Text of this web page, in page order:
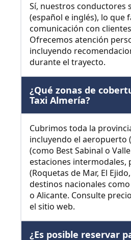
Sí, nuestros conductores
(español e inglés), lo que
comunicación con
Ofrecemos atención
incluyendo
durante el trayecto.
¿Qué zonas de
Taxi Almería?
Cubrimos toda la
incluyendo el aeropuerto
(como Best Sabinal o
estaciones intermodales,
(Roquetas de Mar, El
destinos nacionales
o Alicante. Consulte
el sitio web.
¿Es posible reservar